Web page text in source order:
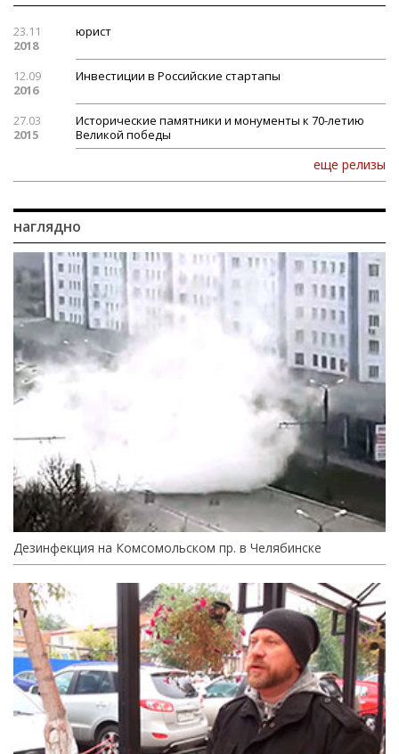
23.11
2018
юрист
12.09
2016
Инвестиции в Российские стартапы
27.03
2015
Исторические памятники и монументы к 70-летию
Великой победы
еще релизы
наглядно
Дезинфекция на Комсомольском пр. в Челябинске